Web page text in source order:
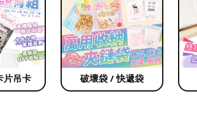
片吊卡 破壞袋 / 快遞袋